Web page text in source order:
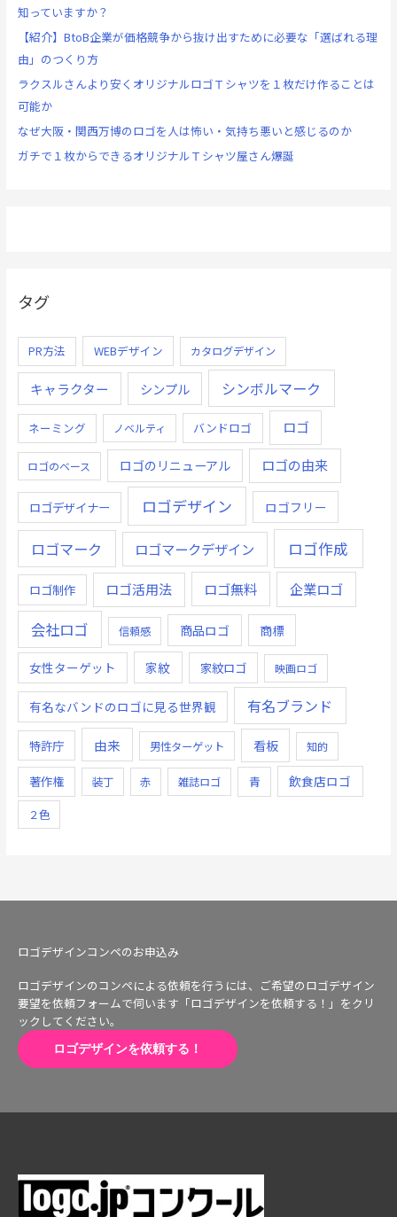
知っていますか？
【紹介】BtoB企業が価格競争から抜け出すために必要な「選ばれる理
由」のつくり方
ラクスルさんより安くオリジナルロゴＴシャツを１枚だけ作ることは
可能か
なぜ大阪・関西万博のロゴを人は怖い・気持ち悪いと感じるのか
ガチで１枚からできるオリジナルＴシャツ屋さん爆誕
タグ
PR方法 WEBデザイン カタログデザイン
キャラクター シンプル シンボルマーク
ネーミング ノベルティ バンドロゴ ロゴ
ロゴのベース ロゴのリニューアル ロゴの由来
ロゴデザイナー ロゴデザイン ロゴフリー
ロゴマーク ロゴマークデザイン ロゴ作成
ロゴ制作 ロゴ活用法 ロゴ無料 企業ロゴ
会社ロゴ 信頼感 商品ロゴ 商標
女性ターゲット 家紋 家紋ロゴ 映画ロゴ
有名なバンドのロゴに見る世界観 有名ブランド
特許庁 由来 男性ターゲット 看板 知的
著作権 装丁 赤 雑誌ロゴ 青 飲食店ロゴ
２色
ロゴデザインコンペのお申込み
ロゴデザインのコンペによる依頼を行うには、ご希望のロゴデザイン
要望を依頼フォームで伺います「ロゴデザインを依頼する！」をクリ
ックしてください。
ロゴデザインを依頼する！